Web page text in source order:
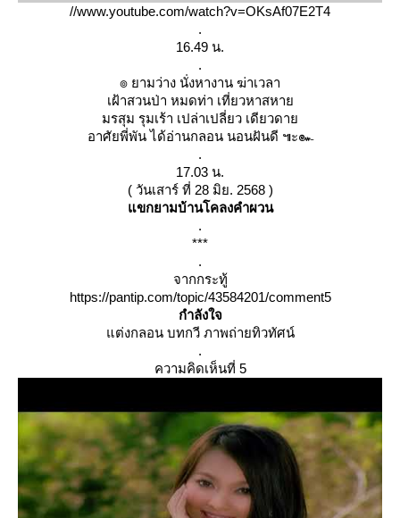
//www.youtube.com/watch?v=OKsAf07E2T4
.
16.49 น.
.
๏ ยามว่าง นั่งหางาน ฆ่าเวลา
เฝ้าสวนป่า หมดท่า เที่ยวหาสหา
มรสุม รุมเร้า เปล่าเปลี่ยว เดียวดา
อาศัยพี่พัน ได้อ่านกลอน นอนฝันดี ๚ะ๛
.
17.03 น.
( วันเสาร์ ที่ 28 มิย. 2568 )
ขกยามบ้านโคลงคำผวน
.
***
.
จากกระทู้
https://pantip.com/topic/43584201/comment5
กำลังใจ
ต่งกลอน บทกวี ภาพถ่ายทิวทัศน์
.
ความคิดเห็นที่ 5